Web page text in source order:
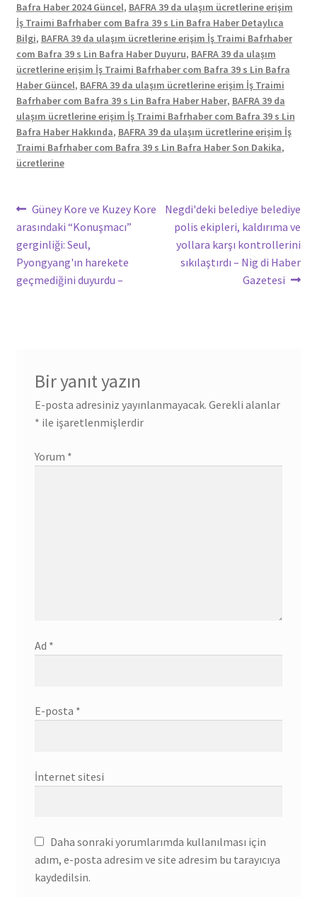
Bafra Haber 2024 Güncel, BAFRA 39 da ulaşım ücretlerine erişim
İş Traimi Bafrhaber com Bafra 39 s Lin Bafra Haber Detaylıca
Bilgi, BAFRA 39 da ulaşım ücretlerine erişim İş Traimi Bafrhaber
com Bafra 39 s Lin Bafra Haber Duyuru, BAFRA 39 da ulaşım
ücretlerine erişim İş Traimi Bafrhaber com Bafra 39 s Lin Bafra
Haber Güncel, BAFRA 39 da ulaşım ücretlerine erişim İş Traimi
Bafrhaber com Bafra 39 s Lin Bafra Haber Haber, BAFRA 39 da
ulaşım ücretlerine erişim İş Traimi Bafrhaber com Bafra 39 s Lin
Bafra Haber Hakkında, BAFRA 39 da ulaşım ücretlerine erişim İş
Traimi Bafrhaber com Bafra 39 s Lin Bafra Haber Son Dakika,
ücretlerine
Yazı
gezinmesi
Önceki
yazı:
Güney Kore ve Kuzey Kore
arasındaki “Konuşmacı”
gerginliği: Seul,
Pyongyang'ın harekete
geçmediğini duyurdu –
Sonraki
yazı:
Negdi'deki belediye belediye
polis ekipleri, kaldırıma ve
yollara karşı kontrollerini
sıkılaştırdı – Nig di Haber
Gazetesi
Bir yanıt yazın
E-posta adresiniz yayınlanmayacak. Gerekli alanlar
* ile işaretlenmişlerdir
Yorum *
Ad *
E-posta *
İnternet sitesi
Daha sonraki yorumlarımda kullanılması için
adım, e-posta adresim ve site adresim bu tarayıcıya
kaydedilsin.